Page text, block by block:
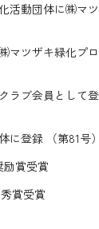
活動団体に㈱マ
マツザキ緑化プ
ラブ会員として
に登録 （第81号
励賞受賞
賞受賞